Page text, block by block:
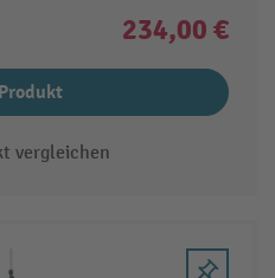
234,00 €
vergleichen